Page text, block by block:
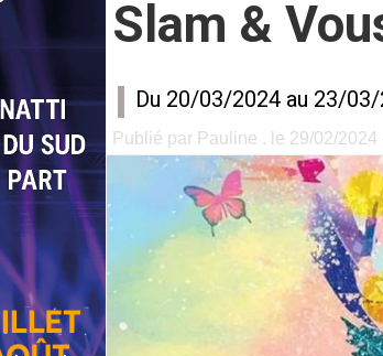
Slam &
Du 20/03/2024 au 23/
Publié par Pauline . le 29/02/